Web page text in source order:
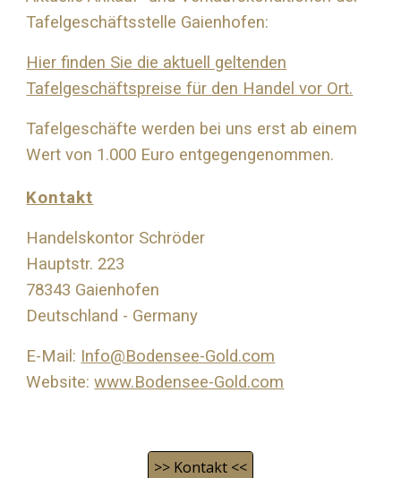
Tafelgeschäftsstelle Gaienhofen:
Hier finden Sie die aktuell geltenden
Tafelgeschäftspreise für den Handel vor Ort.
Tafelgeschäfte werden bei uns erst ab einem
Wert von 1.000 Euro entgegengenommen.
Kontakt
Handelskontor Schröder
Hauptstr. 223
78343 Gaienhofen
Deutschland - Germany
E-Mail: Info@Bodensee-Gold.com
Website:www.Bodensee-Gold.com
>> Kontakt <<